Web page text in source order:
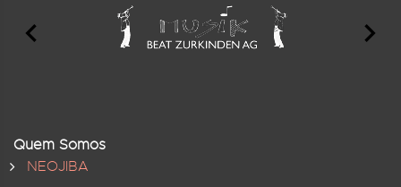
Quem Somos
NEOJIBA